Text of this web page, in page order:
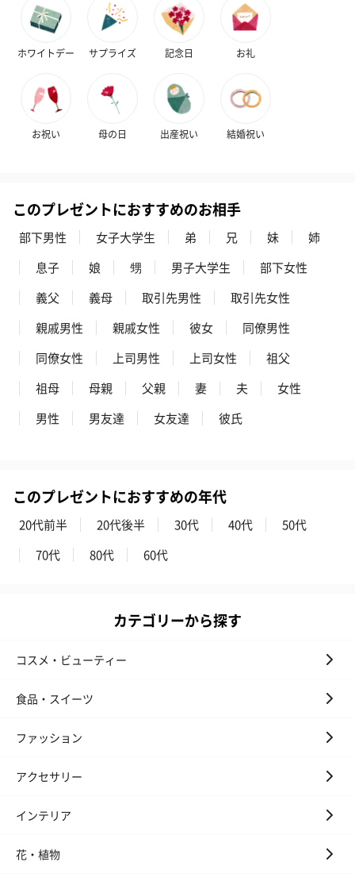
ハンドクリーム3本セッ
シャワージェル＆ハン
リラックスグッズを同梱してお届けします。
ハンドタオル・ハンカチ
花束ハンドタオル（ピ
花束ハンドタ
キャンドル・お香を同梱してお届けいたします。
ホワイトデー サプライズ 記念日 お礼
お祝い 母の日 出産祝い 結婚祝い
このプレゼントにおすすめのお相手
部下男性 女子大学生 弟 兄 妹
姉
息子
娘 甥 男子大学生
部下女性
義父
義母 取引先男性
取引先女性
親戚男性
親戚女性 彼女
同僚男性
同僚女性
上司男性 上司女性
祖父
祖母
母親 父親 妻 夫
女性
男性
男友達 女友達 彼氏
このプレゼントにおすすめの年代
20代前半 20代後半 30代 40代
50代
70代
80代 60代
カテゴリーから探す
コスメ・ビューティー
食品・スイーツ
ファッション
アクセサリー
インテリア
花・植物